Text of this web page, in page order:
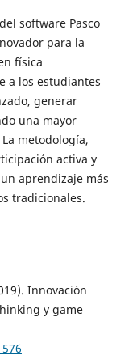
software Pasco
para la
física
a los estudiantes
generar
una mayor
metodología,
activa y
aprendizaje más
tradicionales.
Innovación
y game